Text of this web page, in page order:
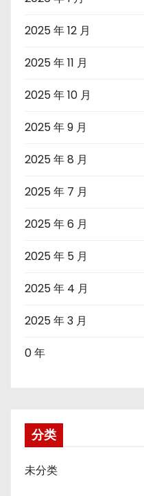
2025 年 12 月
2025 年 11 月
2025 年 10 月
2025 年 9 月
2025 年 8 月
2025 年 7 月
2025 年 6 月
2025 年 5 月
2025 年 4 月
2025 年 3 月
0 年
分类
未分类